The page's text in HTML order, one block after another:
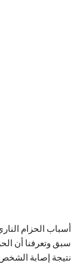
أسباب الحزام
سبق وتعرفنا أن
نتيجة إصابة